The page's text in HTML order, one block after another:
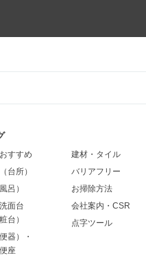
すすめ
台所）
呂）
面台
台）
器）・
座
建材・タイル
バリアフリー
お掃除方法
会社案内・CSR
点字ツール